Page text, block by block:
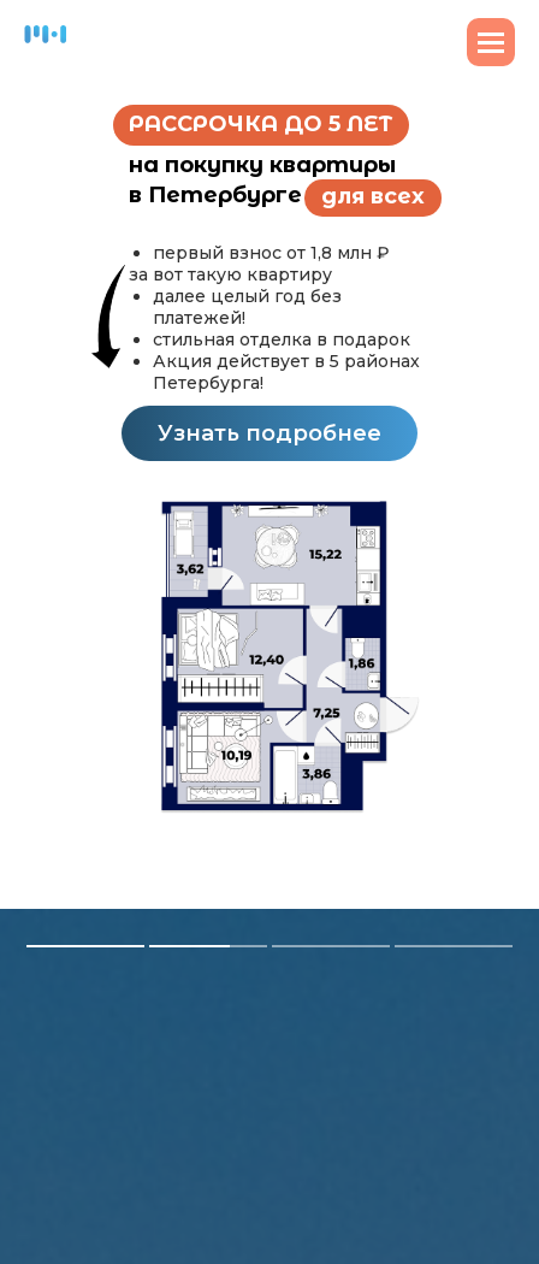
первый взнос от 1,8 млн ₽
за вот такую квартиру
далее целый год без
платежей!
стильная отделка в подарок
Акция действует в 5 районах
Петербурга!
РАССРОЧКА ДО 5 ЛЕТ
на покупку квартиры
в Петербурге
для всех
Узнать подробнее